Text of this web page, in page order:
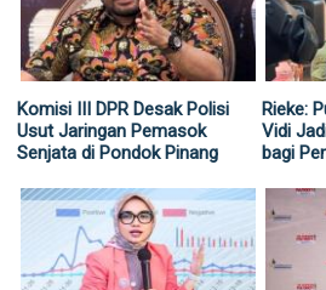
Komisi III DPR Desak Polisi
Usut Jaringan Pemasok
Senjata di Pondok Pinang
Rieke:
Vidi
bagi